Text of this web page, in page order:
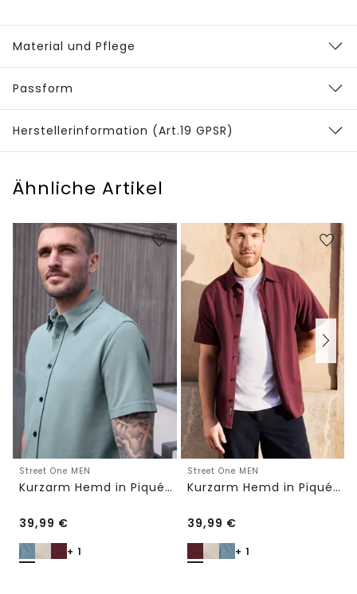
Material und Pflege
Passform
Herstellerinformation (Art.19 GPSR)
Ähnliche Artikel
Street One MEN
Kurzarm Hemd in Piqué-Qualität
39,99 €
+ 1
Street One MEN
Kurzarm Hemd in Piqué-Qualität
39,99 €
+ 1